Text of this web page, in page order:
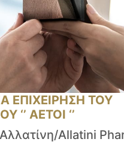
ΕΠΙΧΕΙΡΗΣΗ ΤΟΥ
‘’ ΑΕΤΟΙ ‘’
Allatini